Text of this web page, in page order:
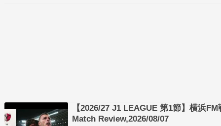
【2026/27 J1 LEAGUE 第1節】横浜FM
Match Review,2026/08/07